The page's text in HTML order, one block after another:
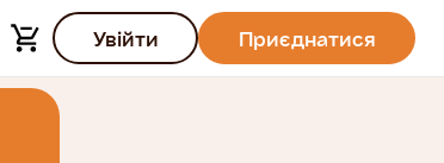
Увійти Приєднатися